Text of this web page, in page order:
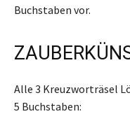
Buchstaben vor.
Alle 3 Kreuzworträsel
5 Buchstaben: